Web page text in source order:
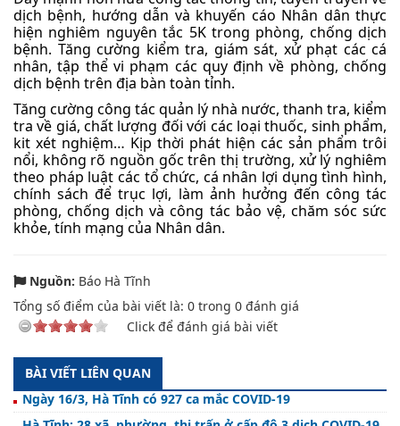
dịch bệnh, hướng dẫn và khuyến cáo Nhân dân thực
hiện nghiêm nguyên tắc 5K trong phòng, chống dịch
bệnh. Tăng cường kiểm tra, giám sát, xử phạt các cá
nhân, tập thể vi phạm các quy định về phòng, chống
dịch bệnh trên địa bàn toàn tỉnh.
Tăng cường công tác quản lý nhà nước, thanh tra, kiểm
tra về giá, chất lượng đối với các loại thuốc, sinh phẩm,
kit xét nghiệm… Kịp thời phát hiện các sản phẩm trôi
nổi, không rõ nguồn gốc trên thị trường, xử lý nghiêm
theo pháp luật các tổ chức, cá nhân lợi dụng tình hình,
chính sách để trục lợi, làm ảnh hưởng đến công tác
phòng, chống dịch và công tác bảo vệ, chăm sóc sức
khỏe, tính mạng của Nhân dân.
Nguồn: Báo Hà Tĩnh
Tổng số điểm của bài viết là: 0 trong 0 đánh giá
Click để đánh giá bài viết
BÀI VIẾT LIÊN QUAN
Ngày 16/3, Hà Tĩnh có 927 ca mắc COVID-19